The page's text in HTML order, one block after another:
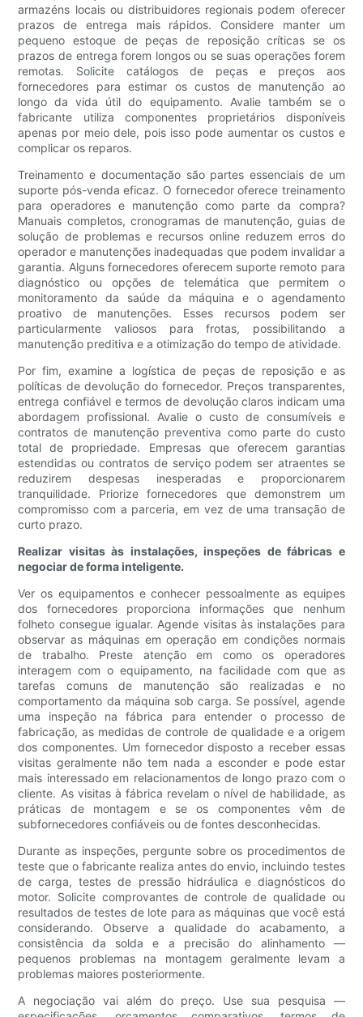
armazéns locais ou distribuidores regionais podem oferecer
prazos de entrega mais rápidos. Considere manter um
pequeno estoque de peças de reposição críticas se os
prazos de entrega forem longos ou se suas operações forem
remotas. Solicite catálogos de peças e preços aos
fornecedores para estimar os custos de manutenção ao
longo da vida útil do equipamento. Avalie também se o
fabricante utiliza componentes proprietários disponíveis
apenas por meio dele, pois isso pode aumentar os custos e
complicar os reparos.
Treinamento e documentação são partes essenciais de um
suporte pós-venda eficaz. O fornecedor oferece treinamento
para operadores e manutenção como parte da compra?
Manuais completos, cronogramas de manutenção, guias de
solução de problemas e recursos online reduzem erros do
operador e manutenções inadequadas que podem invalidar a
garantia. Alguns fornecedores oferecem suporte remoto para
diagnóstico ou opções de telemática que permitem o
monitoramento da saúde da máquina e o agendamento
proativo de manutenções. Esses recursos podem ser
particularmente valiosos para frotas, possibilitando a
manutenção preditiva e a otimização do tempo de atividade.
Por fim, examine a logística de peças de reposição e as
políticas de devolução do fornecedor. Preços transparentes,
entrega confiável e termos de devolução claros indicam uma
abordagem profissional. Avalie o custo de consumíveis e
contratos de manutenção preventiva como parte do custo
total de propriedade. Empresas que oferecem garantias
estendidas ou contratos de serviço podem ser atraentes se
reduzirem despesas inesperadas e proporcionarem
tranquilidade. Priorize fornecedores que demonstrem um
compromisso com a parceria, em vez de uma transação de
curto prazo.
Realizar visitas às instalações, inspeções de fábricas e
negociar de forma inteligente.
Ver os equipamentos e conhecer pessoalmente as equipes
dos fornecedores proporciona informações que nenhum
folheto consegue igualar. Agende visitas às instalações para
observar as máquinas em operação em condições normais
de trabalho. Preste atenção em como os operadores
interagem com o equipamento, na facilidade com que as
tarefas comuns de manutenção são realizadas e no
comportamento da máquina sob carga. Se possível, agende
uma inspeção na fábrica para entender o processo de
fabricação, as medidas de controle de qualidade e a origem
dos componentes. Um fornecedor disposto a receber essas
visitas geralmente não tem nada a esconder e pode estar
mais interessado em relacionamentos de longo prazo com o
cliente. As visitas à fábrica revelam o nível de habilidade, as
práticas de montagem e se os componentes vêm de
subfornecedores confiáveis ​​ou de fontes desconhecidas.
Durante as inspeções, pergunte sobre os procedimentos de
teste que o fabricante realiza antes do envio, incluindo testes
de carga, testes de pressão hidráulica e diagnósticos do
motor. Solicite comprovantes de controle de qualidade ou
resultados de testes de lote para as máquinas que você está
considerando. Observe a qualidade do acabamento, a
consistência da solda e a precisão do alinhamento —
pequenos problemas na montagem geralmente levam a
problemas maiores posteriormente.
A negociação vai além do preço. Use sua pesquisa —